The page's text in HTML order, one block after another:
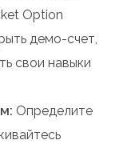
Option
демо-счет,
свои навыки
Определите